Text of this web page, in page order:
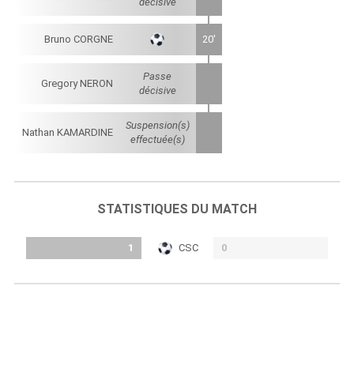
Bruno CORGNE 20'
Gregory NERON
Passe
décisive
Nathan KAMARDINE
Suspension(s)
effectuée(s)
STATISTIQUES DU MATCH
1 CSC 0